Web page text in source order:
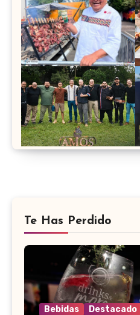
Te Has Perdido
Bebidas Destacado